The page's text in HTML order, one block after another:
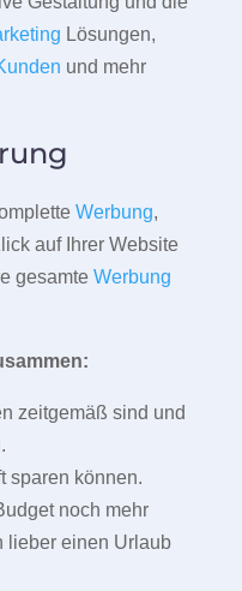
Lösungen,
und mehr
Werbung,
auf Ihrer Website
gesamte Werbung
zeitgemäß sind und
sparen können.
noch mehr
lieber einen Urlaub